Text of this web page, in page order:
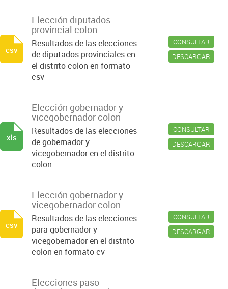
CONSULTAR
DESCARGAR
Elección diputados
provincial colon
Resultados de las elecciones
de diputados provinciales en
el distrito colon en formato
csv
csv
CONSULTAR
DESCARGAR
Elección gobernador y
vicegobernador colon
Resultados de las elecciones
de gobernador y
vicegobernador en el distrito
colon
xls
CONSULTAR
DESCARGAR
Elección gobernador y
vicegobernador colon
Resultados de las elecciones
para gobernador y
vicegobernador en el distrito
colon en formato cv
csv
Elecciones paso